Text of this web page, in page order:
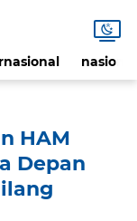
nasional
HAM
Depan